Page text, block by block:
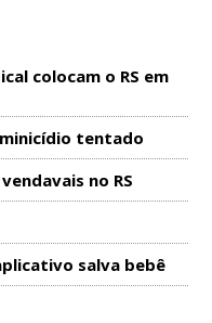
colocam o RS em
tentado
no RS
salva bebê